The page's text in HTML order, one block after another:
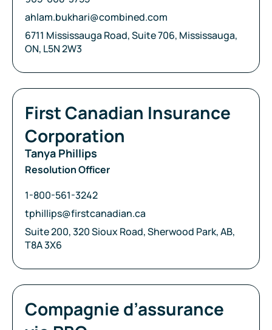
Courriel:
ahlam.bukhari@combined.com
Adresse:
6711 Mississauga Road, Suite 706, Mississauga,
ON, L5N 2W3
Compagnie:
First Canadian Insurance
Corporation
Tanya Phillips
Resolution Officer
Téléphone:
1-800-561-3242
Courriel:
tphillips@firstcanadian.ca
Adresse:
Suite 200, 320 Sioux Road, Sherwood Park, AB,
T8A 3X6
Compagnie:
Compagnie d’assurance